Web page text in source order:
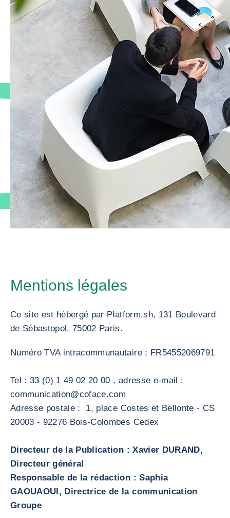
Mentions légales
Ce site est hébergé par Platform.sh, 131 Boulevard
de Sébastopol, 75002 Paris.
Numéro TVA intracommunautaire : FR54552069791
Tel : 33 (0) 1 49 02 20 00 , adresse e-mail :
communication@coface.com
Adresse postale : 1, place Costes et Bellonte - CS
20003 - 92276 Bois-Colombes Cedex
Directeur de la Publication : Xavier DURAND,
Directeur général
Responsable de la rédaction : Saphia
GAOUAOUI, Directrice de la communication
Groupe